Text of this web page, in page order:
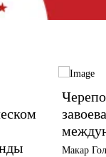
Макар